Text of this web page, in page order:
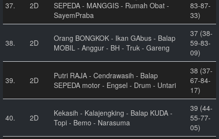
37. 2D
SEPEDA - MANGGIS - Rumah Obat -
SayemPraba
83-87-
33)
38. 2D
Orang BONGKOK - Ikan GAbus - Balap
MOBIL - Anggur - BH - Truk - Gareng
37 (38-
59-83-
09)
39. 2D
Putri RAJA - Cendrawasih - Balap
SEPEDA motor - Engsel - Drum - Untari
38 (37-
67-84-
17)
40. 2D
Kekasih - Kalajengking - Balap KUDA -
Topi - Bemo - Narasuma
39 (44-
55-77-
05)